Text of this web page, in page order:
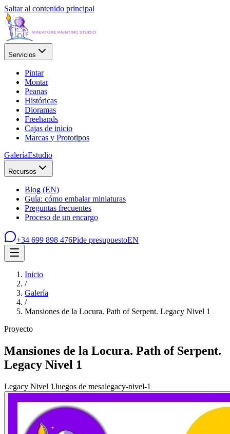
Saltar al contenido principal
Servicios
Pintar
Montar
Peanas
Históricas
Dioramas
Freehands
Cajas de inicio
Marcas y Prototipos
GaleríaEstudio
Recursos
Blog (EN)
Guía: cómo embalar miniaturas
Preguntas frecuentes
Proceso de un encargo
+34 699 898 476Pide presupuestoEN
Inicio
/
Galería
/
Mansiones de la Locura. Path of Serpent. Legacy Nivel 1
Proyecto
Mansiones de la Locura. Path of Serpent.
Legacy Nivel 1
Legacy Nivel 1Juegos de mesalegacy-nivel-1